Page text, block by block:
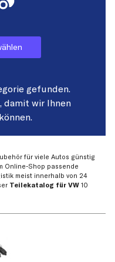
gefunden.
damit wir Ihnen
für viele Autos günstig
Online-Shop passende
meist innerhalb von 24
Teilekatalog für VW 10